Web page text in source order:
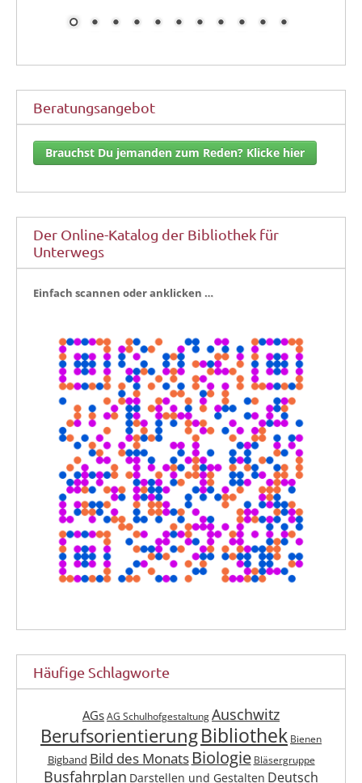
Beratungsangebot
Brauchst Du jemanden zum Reden? Klicke hier
Der Online-Katalog der Bibliothek für
Unterwegs
Ein­fach scan­nen oder anklicken …
Häufige Schlagworte
AGs AG Schulhofgestaltung Auschwitz
BerufsorientierungBibliothek Bienen
Bigband Bild des Monats Biologie Bläsergruppe
Busfahrplan Darstellen und Gestalten Deutsch